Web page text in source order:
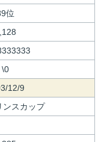
位
\0
12/9
ンスカップ